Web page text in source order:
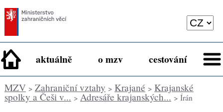
aktuálně o mzv cestování
MZV> Zahraniční vztahy > Krajané > Krajanské
spolky a Češi v... > Adresáře krajanských... > Írán